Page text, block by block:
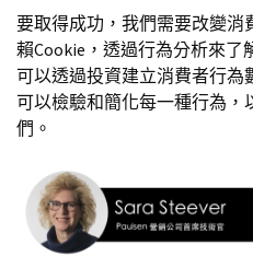
要取得成功，我們需要改變
賴Cookie，透過行為分析來
可以透過投資建立消費者行為
可以檢驗和簡化每一種行為，
們。